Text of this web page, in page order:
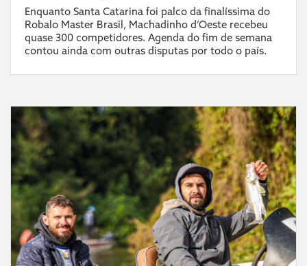
Enquanto Santa Catarina foi palco da finalíssima do
Robalo Master Brasil, Machadinho d’Oeste recebeu
quase 300 competidores. Agenda do fim de semana
contou ainda com outras disputas por todo o país.